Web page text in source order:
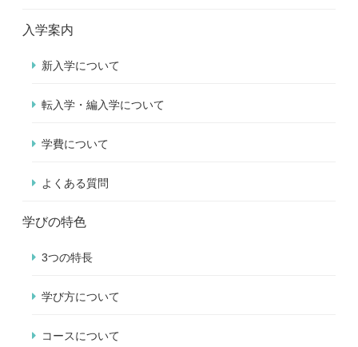
入学案内
新入学について
転入学・編入学について
学費について
よくある質問
学びの特色
3つの特長
学び方について
コースについて